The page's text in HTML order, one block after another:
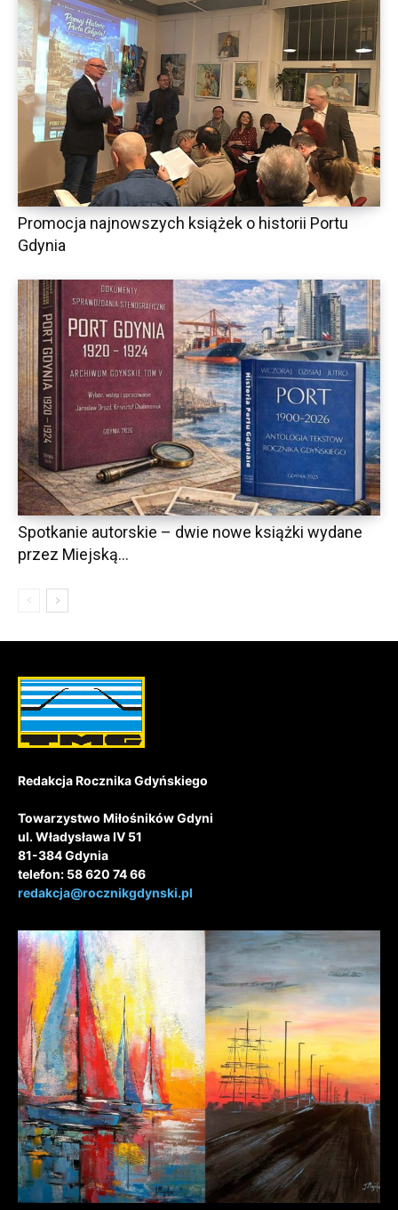
Promocja najnowszych książek o historii Portu
Gdynia
Spotkanie autorskie – dwie nowe książki wydane
przez Miejską...
Redakcja Rocznika Gdyńskiego
Towarzystwo Miłośników Gdyni
ul. Władysława IV 51
81-384 Gdynia
telefon: 58 620 74 66
redakcja@rocznikgdynski.pl